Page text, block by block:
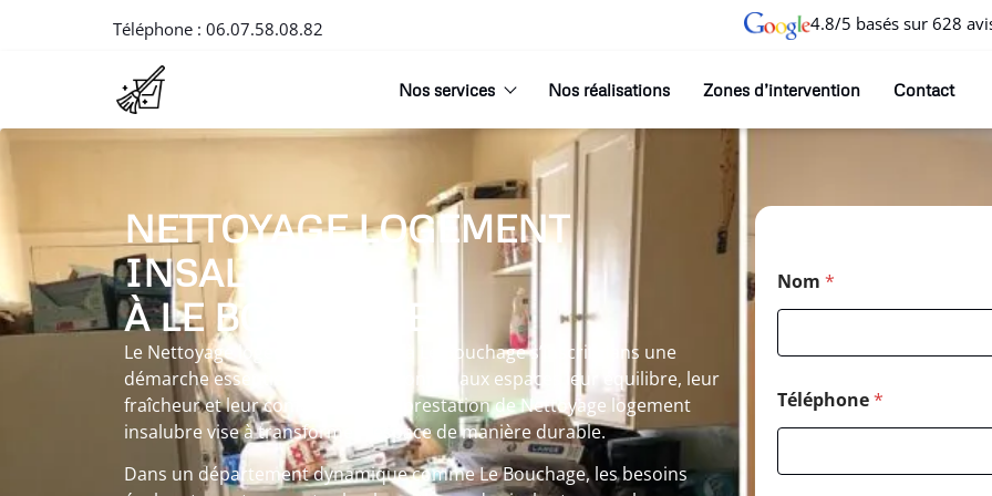
Téléphone : 06.07.58.08.82 4.8/5 basés sur 628
Nos services Nos réalisations Zones d’intervention Contact
NETTOYAGE LOGEMENT
INSALUBRE
À LE BOUCHAGE
Le Nettoyage logement insalubre à Le Bouchage s’inscrit dans une
démarche essentielle visant à redonner aux espaces leur équilibre, leur
fraîcheur et leur confort. Chaque prestation de Nettoyage logement
insalubre vise à transformer l’espace de manière durable.
Dans un département dynamique comme Le Bouchage, les besoins
Nom *
Téléphone*